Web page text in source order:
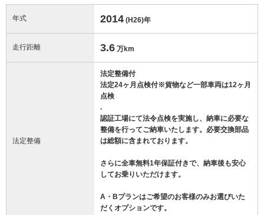
年式 2014 (H26)年
走行距離 3.6 万km
法定整備
法定整備付
法定24ヶ月点検付※貨物など一部車両は12ヶ月
点検
.
認証工場にて法令点検を実施し、納車に必要な
整備を行ってご納車いたします。必要交換部品
は総額に含まれております。
さらに全車無料1年保証付きで、納車後も安心
してお乗りいただけます。
A・Bプランはご希望のお客様のみお選びいた
だくオプションです。